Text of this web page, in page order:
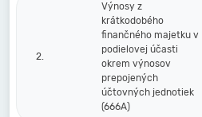
2.
Výnosy z
krátkodobého
finančného majetku v
podielovej účasti
okrem výnosov
prepojených
účtovných jednotiek
(666A)